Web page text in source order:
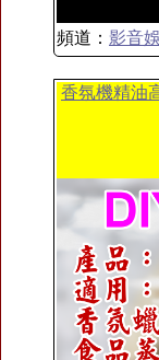
頻道： 影音
香氛機精油